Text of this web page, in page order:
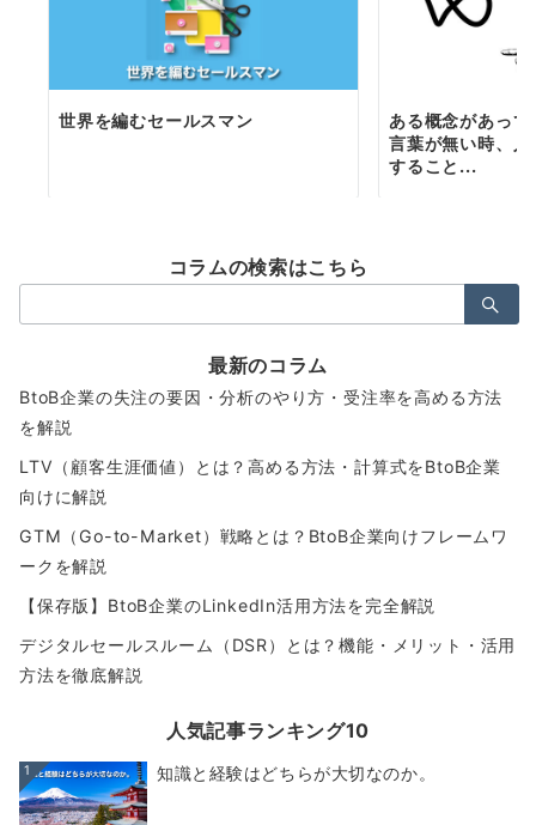
世界を編むセールスマン
ある概念があっ
言葉が無い時、
すること...
コラムの検索はこちら
索：
最新のコラム
BtoB企業の失注の要因・分析のやり方・受注率を高める方法
を解説
LTV（顧客生涯価値）とは？高める方法・計算式をBtoB企業
向けに解説
GTM（Go-to-Market）戦略とは？BtoB企業向けフレームワ
ークを解説
【保存版】BtoB企業のLinkedIn活用方法を完全解説
デジタルセールスルーム（DSR）とは？機能・メリット・活用
方法を徹底解説
人気記事ランキング10
1 知識と経験はどちらが大切なのか。